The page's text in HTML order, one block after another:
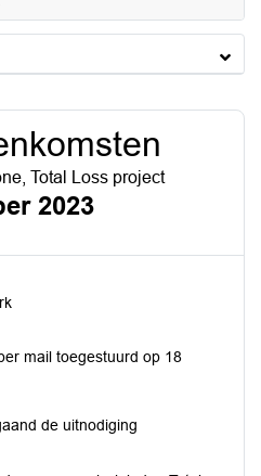
Total Loss project
2023
mail toegestuurd op 18
de uitnodiging